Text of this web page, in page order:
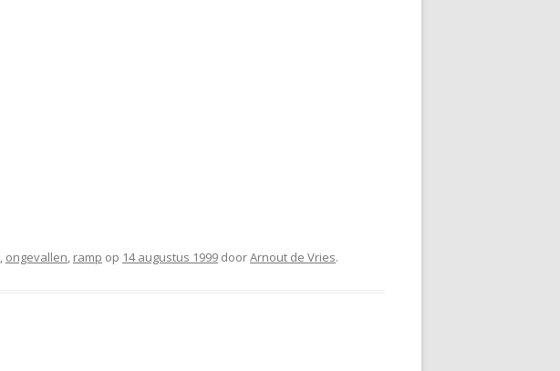
, ongevallen, ramp op 14 augustus 1999 doorArnout de Vries.